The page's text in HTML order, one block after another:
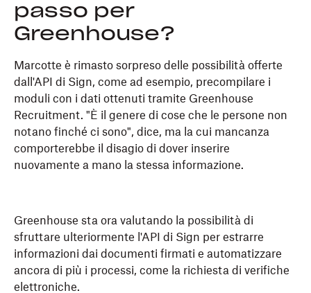
passo per
Greenhouse?
Marcotte è rimasto sorpreso delle possibilità offerte
dall'API di Sign, come ad esempio, precompilare i
moduli con i dati ottenuti tramite Greenhouse
Recruitment. "È il genere di cose che le persone non
notano finché ci sono", dice, ma la cui mancanza
comporterebbe il disagio di dover inserire
nuovamente a mano la stessa informazione.
Greenhouse sta ora valutando la possibilità di
sfruttare ulteriormente l'API di Sign per estrarre
informazioni dai documenti firmati e automatizzare
ancora di più i processi, come la richiesta di verifiche
elettroniche.